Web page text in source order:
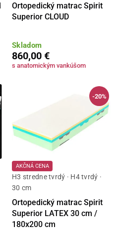
Ortopedický matrac Spirit
Superior CLOUD
Skladom
860,00 €
s anatomickým vankúšom
-20%
AKČNÁ CENA
H3 stredne tvrdý · H4 tvrdý ·
30 cm
Ortopedický matrac Spirit
Superior LATEX 30 cm /
180x200 cm